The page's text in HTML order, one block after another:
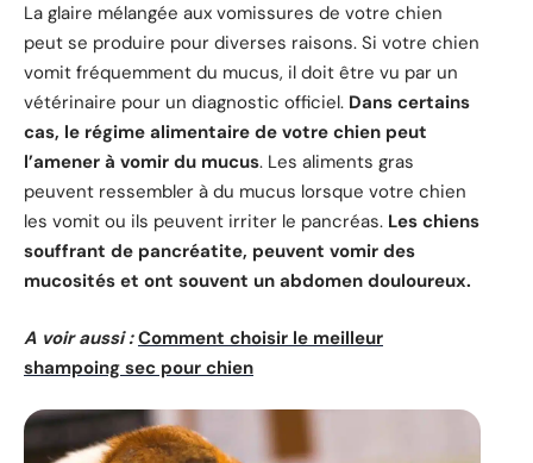
La glaire mélangée aux vomissures de votre chien
peut se produire pour diverses raisons. Si votre chien
vomit fréquemment du mucus, il doit être vu par un
vétérinaire pour un diagnostic officiel. Dans certains
cas, le régime alimentaire de votre chien peut
l’amener à vomir du mucus. Les aliments gras
peuvent ressembler à du mucus lorsque votre chien
les vomit ou ils peuvent irriter le pancréas. Les chiens
souffrant de pancréatite, peuvent vomir des
mucosités et ont souvent un abdomen douloureux.
A voir aussi : Comment choisir le meilleur
shampoing sec pour chien